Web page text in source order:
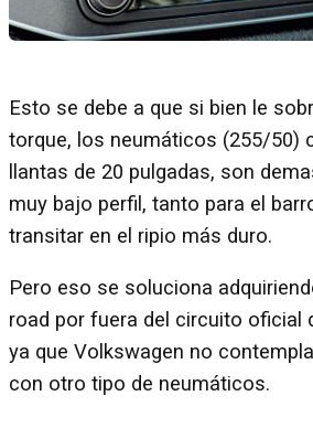
Esto se debe a que si bien le
torque, los neumáticos (255/50)
llantas de 20 pulgadas, son
muy bajo perfil, tanto para el
transitar en el ripio más duro.
Pero eso se soluciona
road por fuera del circuito oficial
ya que Volkswagen no
con otro tipo de neumáticos.